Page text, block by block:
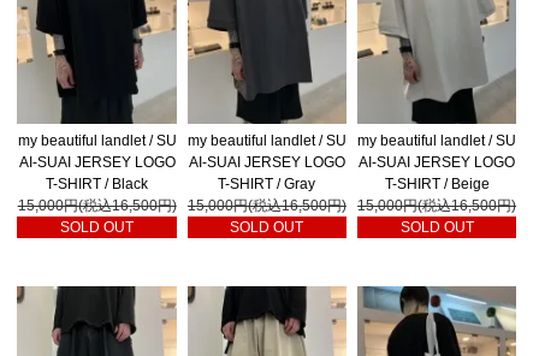
my beautiful landlet / SU
AI-SUAI JERSEY LOGO
T-SHIRT / Black
15,000円(税込16,500円)
SOLD OUT
my beautiful landlet / SU
AI-SUAI JERSEY LOGO
T-SHIRT / Gray
15,000円(税込16,500円)
SOLD OUT
my beautiful landlet / SU
AI-SUAI JERSEY LOGO
T-SHIRT / Beige
15,000円(税込16,500円)
SOLD OUT